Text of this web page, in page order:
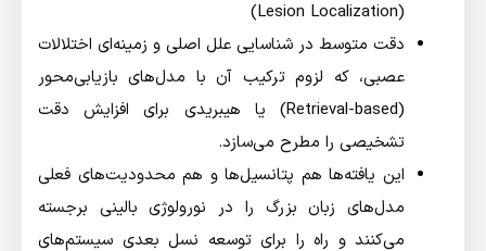
(Lesion Localization)
دقت متوسط در شناسایی علل اصلی و زمینه‌ای اختلالات
عصبی، که لزوم ترکیب آن با مدل‌های بازیابی‌محور
(Retrieval-based) یا هیبریدی برای افزایش دقت
تشخیصی را مطرح می‌سازد.
این یافته‌ها هم پتانسیل‌ها و هم محدودیت‌های فعلی
مدل‌های زبان بزرگ را در نورولوژی بالینی برجسته
می‌کنند و راه را برای توسعه نسل بعدی سیستم‌های